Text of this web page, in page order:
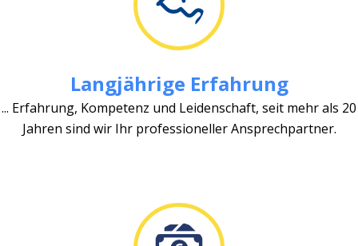
Langjährige Erfahrung
... Erfahrung, Kompetenz und Leidenschaft, seit mehr als 20
Jahren sind wir Ihr professioneller Ansprechpartner.